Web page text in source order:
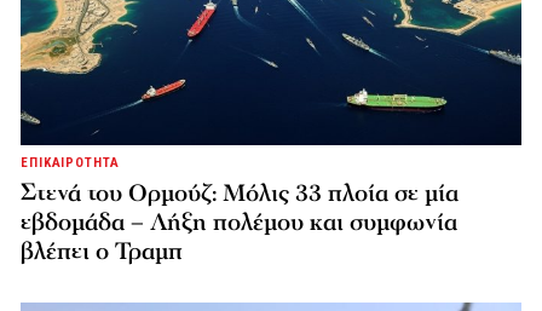
ΕΠΙΚΑΙΡΟΤΗΤΑ
Στενά του Ορμούζ: Μόλις 33 πλοία σε μία
εβδομάδα – Λήξη πολέμου και συμφωνία
βλέπει ο Τραμπ